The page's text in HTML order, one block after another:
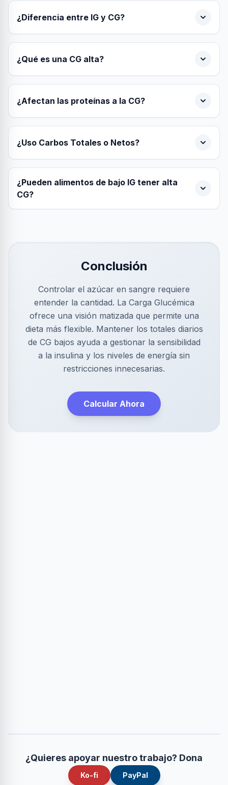
¿Diferencia entre IG y CG?
¿Qué es una CG alta?
¿Afectan las proteínas a la CG?
¿Uso Carbos Totales o Netos?
¿Pueden alimentos de bajo IG tener alta
CG?
Conclusión
Controlar el azúcar en sangre requiere
entender la cantidad. La Carga Glucémica
ofrece una visión matizada que permite una
dieta más flexible. Mantener los totales diarios
de CG bajos ayuda a gestionar la sensibilidad
a la insulina y los niveles de energía sin
restricciones innecesarias.
Calcular Ahora
¿Quieres apoyar nuestro trabajo? Dona
Ko-fi PayPal